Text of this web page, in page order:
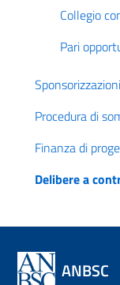
Collegio
Pari
Sponsorizzazioni
Procedura di
Finanza di
Delibere a
ANBSC